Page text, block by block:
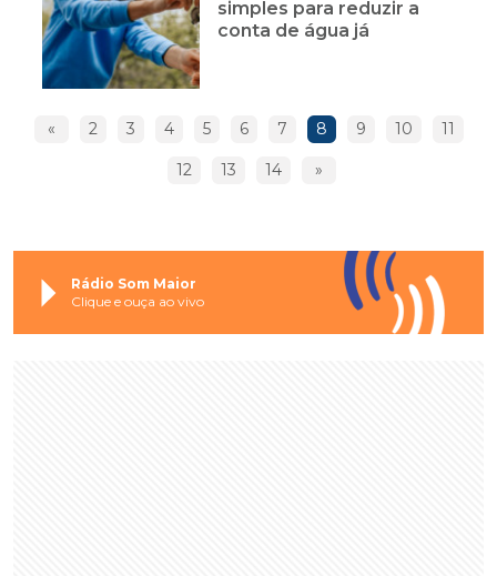
simples para reduzir a
conta de água já
« 2 3 4 5 6 7 8 9 10 11
12 13 14 »
Rádio Som Maior
Clique e ouça ao vivo